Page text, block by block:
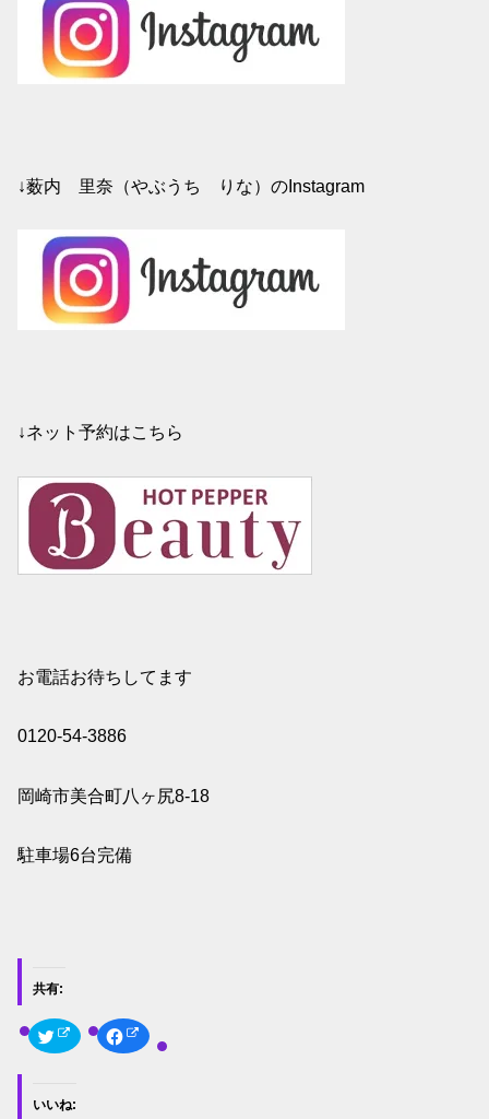
↓薮内 里奈（やぶうち りな）のInstagram
↓ネット予約はこちら
お電話お待ちしてます
0120-54-3886
岡崎市美合町八ヶ尻8-18
駐車場6台完備
共有:
ク
ッ
て
T
F
c
いいね: